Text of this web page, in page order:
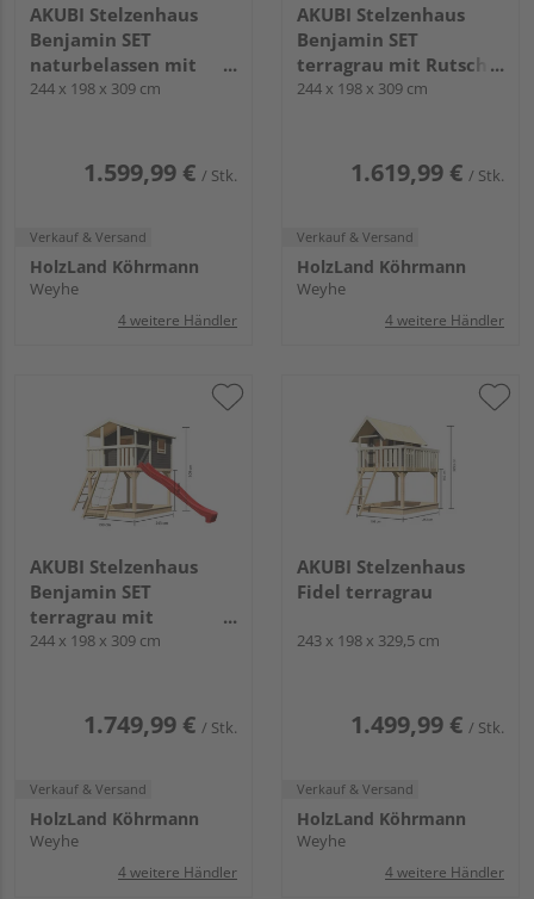
AKUBI Stelzenhaus
Benjamin SET
naturbelassen mit
Holzrampe Rutsche
244 x 198 x 309 cm
1.599,99 € / Stk.
Verkauf & Versand
HolzLand Köhrmann
Weyhe
4 weitere Händler
AKUBI Stelzenhaus
Benjamin SET
terragrau mit Rutsche
rot
244 x 198 x 309 cm
1.619,99 € / Stk.
Verkauf & Versand
HolzLand Köhrmann
Weyhe
4 weitere Händler
AKUBI Stelzenhaus
Benjamin SET
terragrau mit
Netzrampe und
244 x 198 x 309 cm
1.749,99 € / Stk.
Verkauf & Versand
HolzLand Köhrmann
Weyhe
4 weitere Händler
AKUBI Stelzenhaus
Fidel terragrau
243 x 198 x 329,5 cm
1.499,99 € / Stk.
Verkauf & Versand
HolzLand Köhrmann
Weyhe
4 weitere Händler